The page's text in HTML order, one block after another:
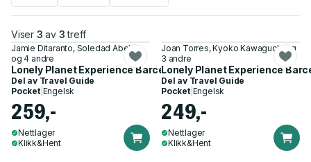
Viser 3 av 3 treff
Jamie Ditaranto, Soledad Abella
og 4 andre
Lonely Planet Experience Barcelona
Del av Travel Guide
Pocket| Engelsk
259,-
Nettlager
Klikk&Hent
Joan Torres, Kyoko Kawaguchi og
3 andre
Lonely Planet Experience
Del av Travel Guide
Pocket| Engelsk
249,-
Nettlager
Klikk&Hent